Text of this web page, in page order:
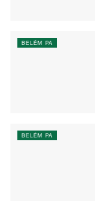
BELÉM PA
BELÉM PA